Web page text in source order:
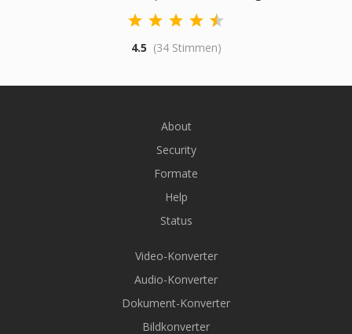
4.5 (34 Stimmen)
About
Security
Formate
Help
Status
Video-Konverter
Audio-Konverter
Dokument-Konverter
Bildkonverter